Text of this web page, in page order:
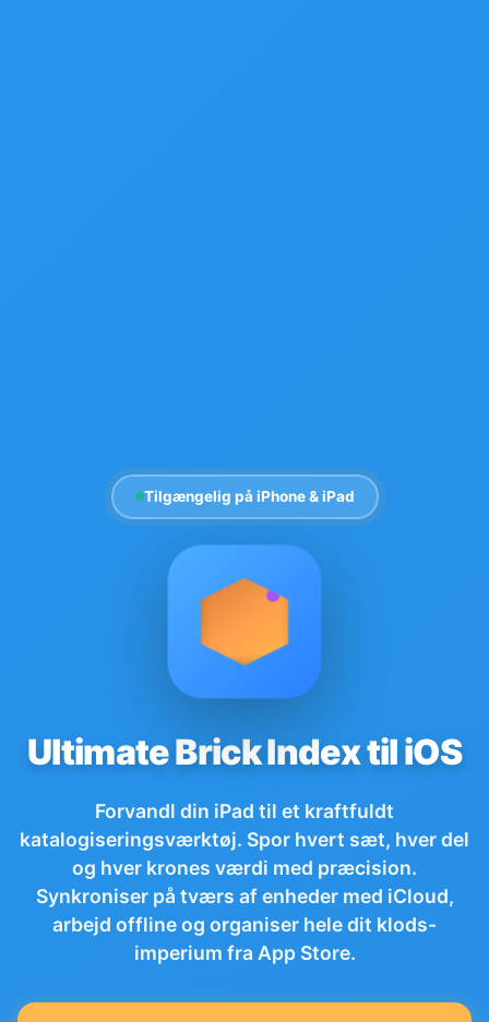
Tilgængelig på iPhone & iPad
Ultimate Brick Index til iOS
Forvandl din iPad til et kraftfuldt
katalogiseringsværktøj. Spor hvert sæt, hver del
og hver krones værdi med præcision.
Synkroniser på tværs af enheder med iCloud,
arbejd offline og organiser hele dit klods-
imperium fra App Store.